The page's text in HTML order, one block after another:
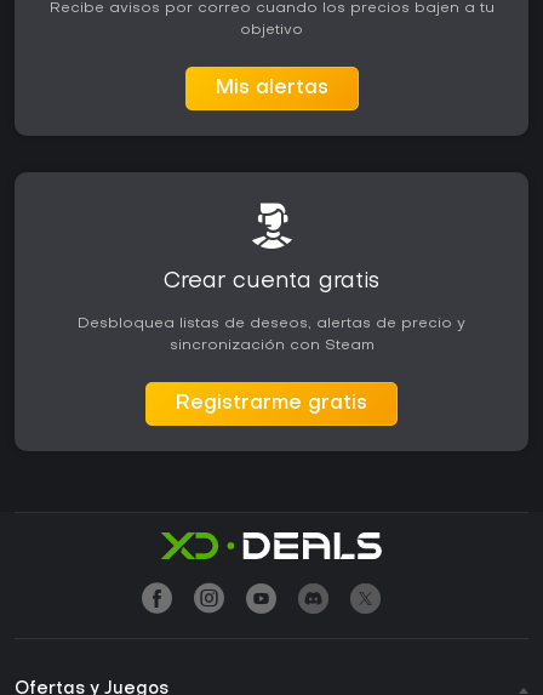
Recibe avisos por correo cuando los precios bajen a tu
objetivo
Mis alertas
Crear cuenta gratis
Desbloquea listas de deseos, alertas de precio y
sincronización con Steam
Registrarme gratis
Ofertas y Juegos